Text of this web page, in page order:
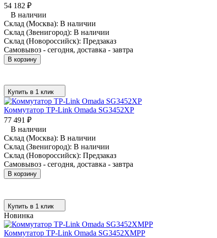
54 182 ₽
В наличии
Склад (Москва): В наличии
Склад (Звенигород): В наличии
Склад (Новороссийск): Предзаказ
Самовывоз - сегодня, доставка - завтра
В корзину
Купить в 1 клик
Коммутатор TP-Link Omada SG3452XP
77 491 ₽
В наличии
Склад (Москва): В наличии
Склад (Звенигород): В наличии
Склад (Новороссийск): Предзаказ
Самовывоз - сегодня, доставка - завтра
В корзину
Купить в 1 клик
Новинка
Коммутатор TP-Link Omada SG3452XMPP